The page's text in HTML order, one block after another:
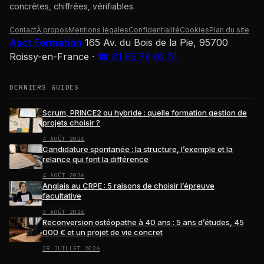
concrètes, chiffrées, vérifiables.
ContactÀ proposMentions légalesConfidentialitéCookiesPlan du site
Asct Formation 165 Av. du Bois de la Pie, 95700
Roissy-en-France · ☎ 01 83 78 02 51
DERNIERS GUIDES
Scrum, PRINCE2 ou hybride : quelle formation gestion de
projets choisir ?
4 AOÛT 2026
Candidature spontanée : la structure, l’exemple et la
relance qui font la différence
4 AOÛT 2026
Anglais au CRPE : 5 raisons de choisir l’épreuve
facultative
3 AOÛT 2026
Reconversion ostéopathe à 40 ans : 5 ans d’études, 45
000 € et un projet de vie concret
28 JUILLET 2026